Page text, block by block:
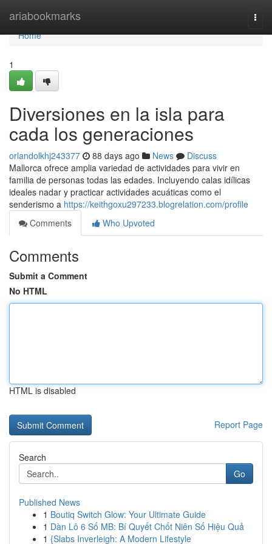
ariabookmarks
Home
Home
1
Diversiones en la isla para
cada los generaciones
orlandolkhj243377 88 days ago News
Discuss
Mallorca ofrece amplia variedad de actividades para vivir en
familia de personas todas las edades. Incluyendo calas idílicas
ideales nadar y practicar actividades acuáticas como el
senderismo a https://keithgoxu297233.blogrelation.com/profile
Comments
Who Upvoted
Comments
Submit a Comment
No HTML
HTML is disabled
Report Page
Search
Go
Published News
1 Boutiq Switch Glow: Your Ultimate Guide
1 Dàn Lô 6 Số MB: Bí Quyết Chốt Niên Số Hiệu Quả
1 {Slabs Inverleigh: A Modern Lifestyle